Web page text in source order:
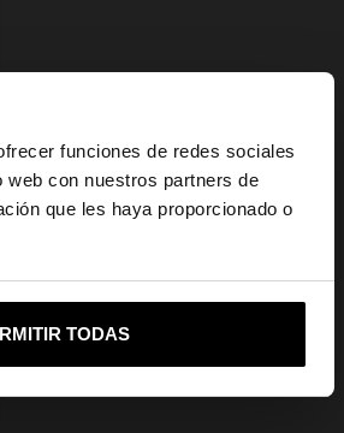
funciones de redes sociales
con nuestros partners de
que les haya proporcionado o
TODAS
×
Sí, llévame a United States